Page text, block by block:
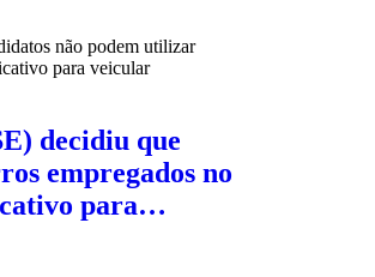
decidiu que
empregados no
para…